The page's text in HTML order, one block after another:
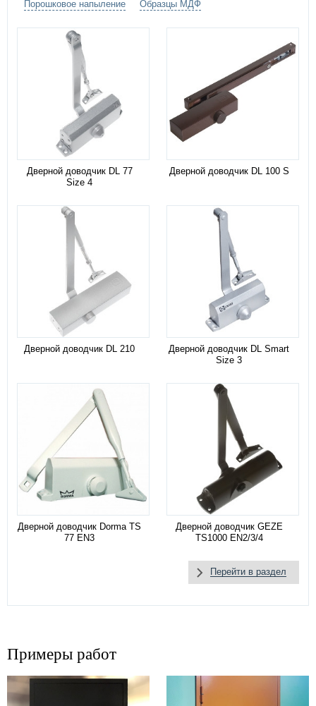
Дополнительно:
Порошковое напыление Образцы МДФ
Дверной доводчик DL 77
Size 4
Дверной доводчик DL 100 S
Дверной доводчик DL 210
Дверной доводчик DL Smart
Size 3
Дверной доводчик Dorma TS
77 EN3
Дверной доводчик GEZE
TS1000 EN2/3/4
Перейти в раздел
Примеры работ